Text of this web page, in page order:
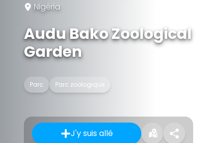
Nigéria
Audu Bako Zoological
Garden
Parc Parc zoologique
J'y suis allé